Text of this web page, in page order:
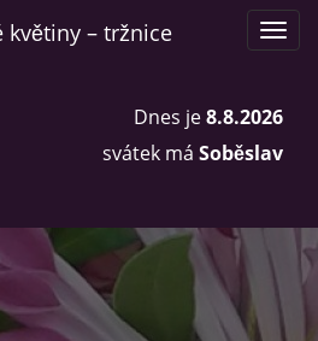
květiny – tržnice
Dnes je8.8.2026
svátek má Soběslav